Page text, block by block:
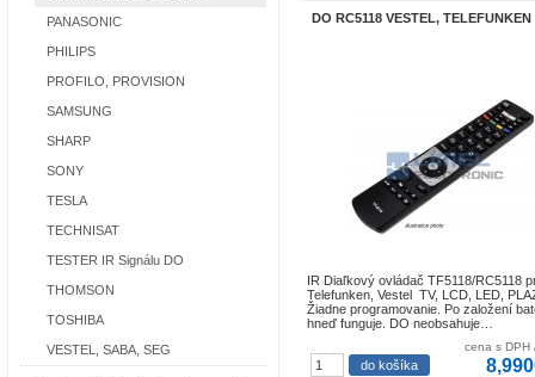
PANASONIC
PHILIPS
PROFILO, PROVISION
SAMSUNG
SHARP
SONY
TESLA
TECHNISAT
TESTER IR Signálu DO
THOMSON
TOSHIBA
VESTEL, SABA, SEG
DO RC5118 VESTEL, TELEFUNKEN
IR Diaľkový ovládač TF5118/RC5118
Telefunken, Vestel TV, LCD, LED,
Žiadne programovanie. Po založení
hneď funguje. DO neobsahuje…
cena s DPH